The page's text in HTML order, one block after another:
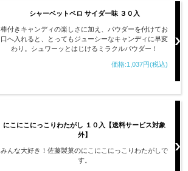
シャーベットペロ サイダー味 ３０入
棒付きキャンディの楽しさに加え、パウダーを付けてお
口へ入れると、とってもジューシーなキャンディに早変
わり。シュワーッとはじけるミラクルパウダー！
価格:1,037円(税込)
にこにこにっこりわたがし １０入【送料サービス対象
外】
みんな大好き！佐藤製菓のにこにこにっこりわたがしで
す。